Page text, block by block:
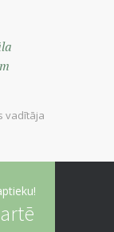
vadītāja